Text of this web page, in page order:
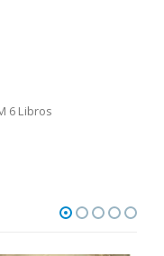
6 Libros